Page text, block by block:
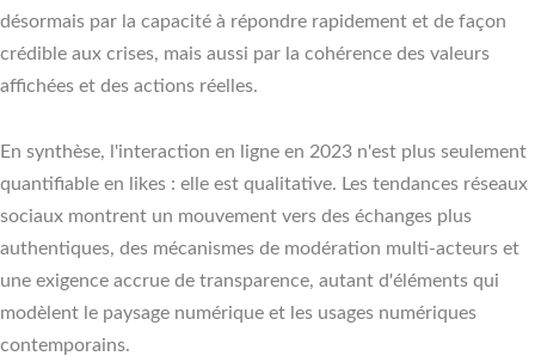
désormais par la capacité à répondre rapidement et de façon
crédible aux crises, mais aussi par la cohérence des valeurs
affichées et des actions réelles.
En synthèse, l'interaction en ligne en 2023 n'est plus seulement
quantifiable en likes : elle est qualitative. Les tendances réseaux
sociaux montrent un mouvement vers des échanges plus
authentiques, des mécanismes de modération multi-acteurs et
une exigence accrue de transparence, autant d'éléments qui
modèlent le paysage numérique et les usages numériques
contemporains.